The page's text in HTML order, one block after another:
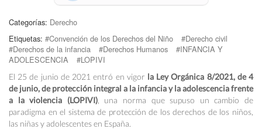
Categorías: Derecho
Etiquetas: #Convención de los Derechos del Niño
#Derecho civil
#Derechos de la infancia
#Derechos Humanos
#INFANCIA Y
ADOLESCENCIA
#LOPIVI
El 25 de junio de 2021 entró en vigor la Ley Orgánica 8/2021, de 4
de junio, de protección integral a la infancia y la adolescencia frente
a la violencia (LOPIVI), una norma que supuso un cambio de
paradigma en el sistema de protección de los derechos de los niños,
las niñas y adolescentes en España.